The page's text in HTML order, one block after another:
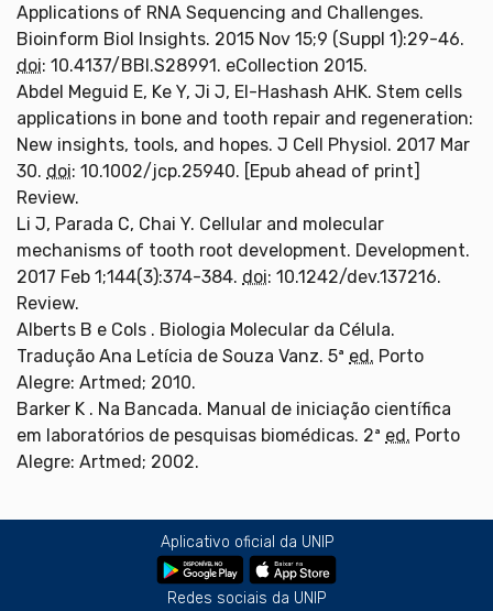
Applications of RNA Sequencing and Challenges.
Bioinform Biol Insights. 2015 Nov 15;9 (Suppl 1):29-46.
doi: 10.4137/BBI.S28991. eCollection 2015.
Abdel Meguid E, Ke Y, Ji J, El-Hashash AHK. Stem cells
applications in bone and tooth repair and regeneration:
New insights, tools, and hopes. J Cell Physiol. 2017 Mar
30. doi: 10.1002/jcp.25940. [Epub ahead of print]
Review.
Li J, Parada C, Chai Y. Cellular and molecular
mechanisms of tooth root development. Development.
2017 Feb 1;144(3):374-384. doi: 10.1242/dev.137216.
Review.
Alberts B e Cols . Biologia Molecular da Célula.
Tradução Ana Letícia de Souza Vanz. 5ª ed. Porto
Alegre: Artmed; 2010.
Barker K . Na Bancada. Manual de iniciação científica
em laboratórios de pesquisas biomédicas. 2ª ed. Porto
Alegre: Artmed; 2002.
Aplicativo oficial da UNIP
Redes sociais da UNIP